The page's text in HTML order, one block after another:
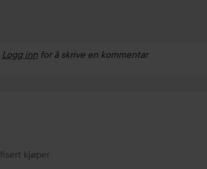
Logg inn for å skrive en kommentar
opprettet 8 måneder
kjøper